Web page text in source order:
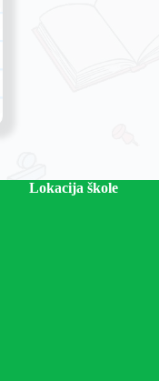
Lokacija škole